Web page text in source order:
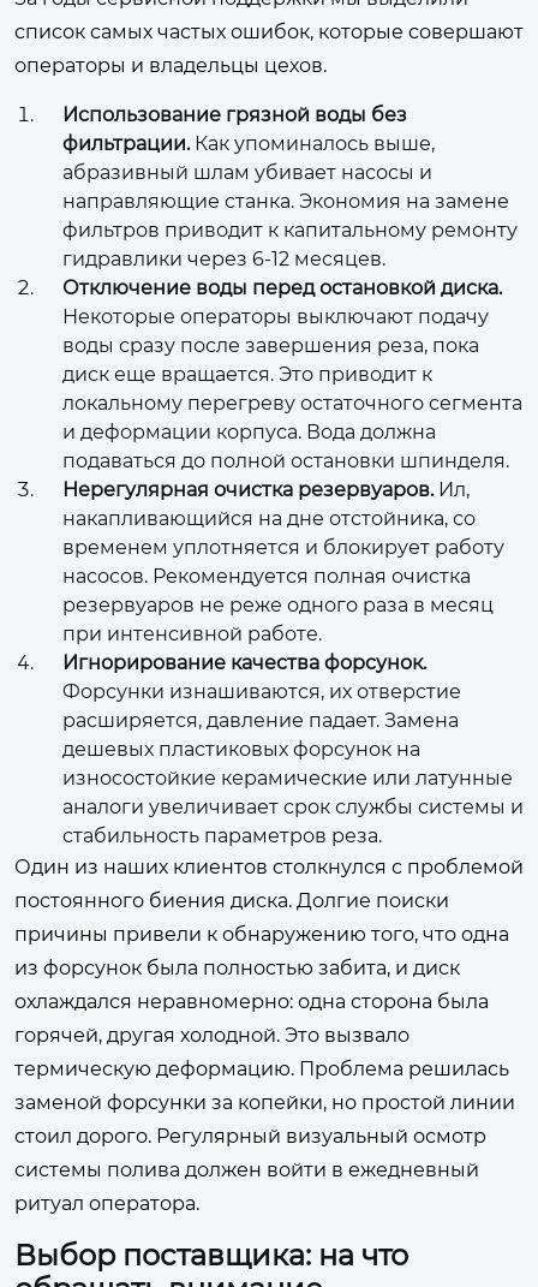
список самых частых ошибок, которые совершают
операторы и владельцы цехов.
Использование грязной воды без
фильтрации.Как упоминалось выше,
абразивный шлам убивает насосы и
направляющие станка. Экономия на замене
фильтров приводит к капитальному ремонту
гидравлики через 6-12 месяцев.
Отключение воды перед остановкой диска.
Некоторые операторы выключают подачу
воды сразу после завершения реза, пока
диск еще вращается. Это приводит к
локальному перегреву остаточного сегмента
и деформации корпуса. Вода должна
подаваться до полной остановки шпинделя.
Нерегулярная очистка резервуаров.Ил,
накапливающийся на дне отстойника, со
временем уплотняется и блокирует работу
насосов. Рекомендуется полная очистка
резервуаров не реже одного раза в месяц
при интенсивной работе.
Игнорирование качества форсунок.
Форсунки изнашиваются, их отверстие
расширяется, давление падает. Замена
дешевых пластиковых форсунок на
износостойкие керамические или латунные
аналоги увеличивает срок службы системы и
стабильность параметров реза.
Один из наших клиентов столкнулся с проблемой
постоянного биения диска. Долгие поиски
причины привели к обнаружению того, что одна
из форсунок была полностью забита, и диск
охлаждался неравномерно: одна сторона была
горячей, другая холодной. Это вызвало
термическую деформацию. Проблема решилась
заменой форсунки за копейки, но простой линии
стоил дорого. Регулярный визуальный осмотр
системы полива должен войти в ежедневный
ритуал оператора.
Выбор поставщика: на что